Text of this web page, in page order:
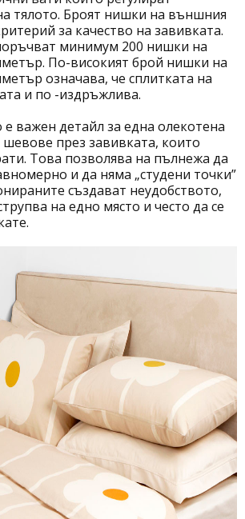
тялото. Броят нишки на външния
за качество на завивката.
минимум 200 нишки на
По-високият брой нишки на
означава, че сплитката на
и по -издръжлива.
важен детайл за една олекотена
шевове през завивката, които
Това позволява на пълнежа да
и да няма „студени точки”
създават неудобството,
на едно място и често да се